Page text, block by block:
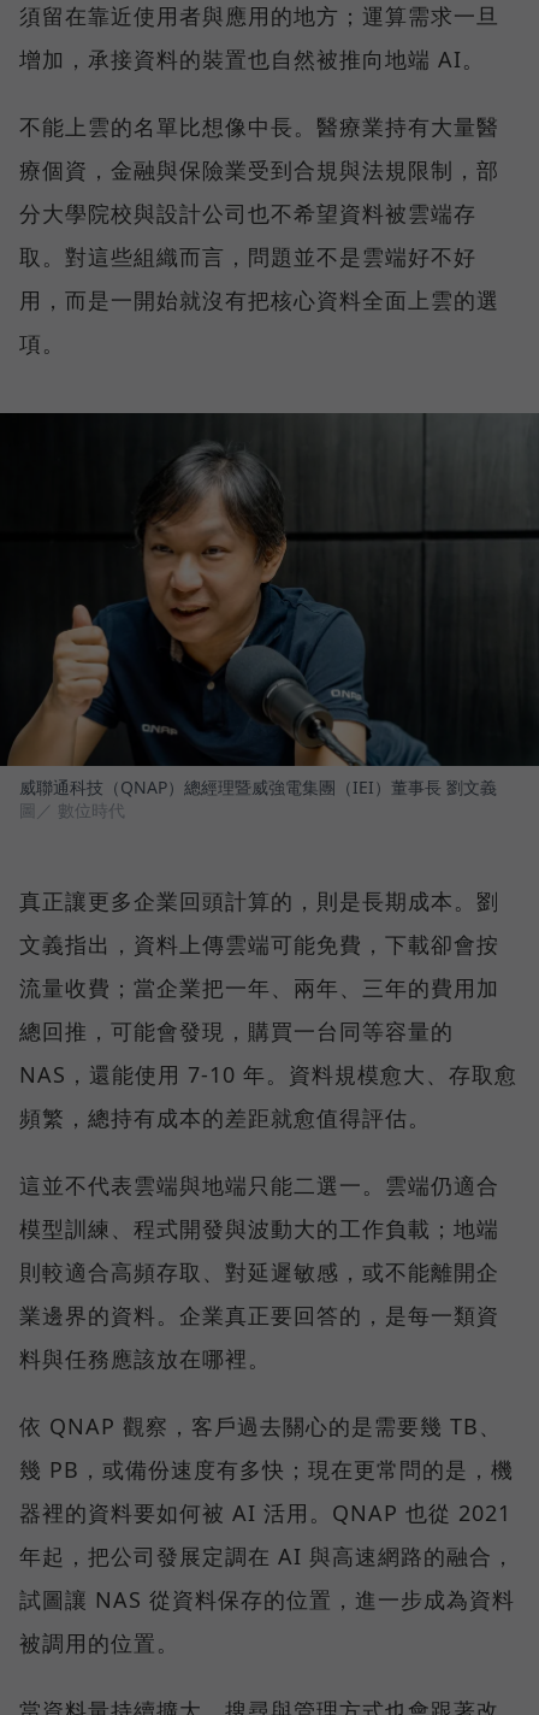
須留在靠近使用者與應用的地方；運算需求一旦
增加，承接資料的裝置也自然被推向地端 AI。
不能上雲的名單比想像中長。醫療業持有大量醫
療個資，金融與保險業受到合規與法規限制，部
分大學院校與設計公司也不希望資料被雲端存
取。對這些組織而言，問題並不是雲端好不好
用，而是一開始就沒有把核心資料全面上雲的選
項。
威聯通科技（QNAP）總經理暨威強電集團（IEI）董事長 劉文義
圖／ 數位時代
真正讓更多企業回頭計算的，則是長期成本。劉
文義指出，資料上傳雲端可能免費，下載卻會按
流量收費；當企業把一年、兩年、三年的費用加
總回推，可能會發現，購買一台同等容量的
NAS，還能使用 7-10 年。資料規模愈大、存取愈
頻繁，總持有成本的差距就愈值得評估。
這並不代表雲端與地端只能二選一。雲端仍適合
模型訓練、程式開發與波動大的工作負載；地端
則較適合高頻存取、對延遲敏感，或不能離開企
業邊界的資料。企業真正要回答的，是每一類資
料與任務應該放在哪裡。
依 QNAP 觀察，客戶過去關心的是需要幾 TB、
幾 PB，或備份速度有多快；現在更常問的是，機
器裡的資料要如何被 AI 活用。QNAP 也從 2021
年起，把公司發展定調在 AI 與高速網路的融合，
試圖讓 NAS 從資料保存的位置，進一步成為資料
被調用的位置。